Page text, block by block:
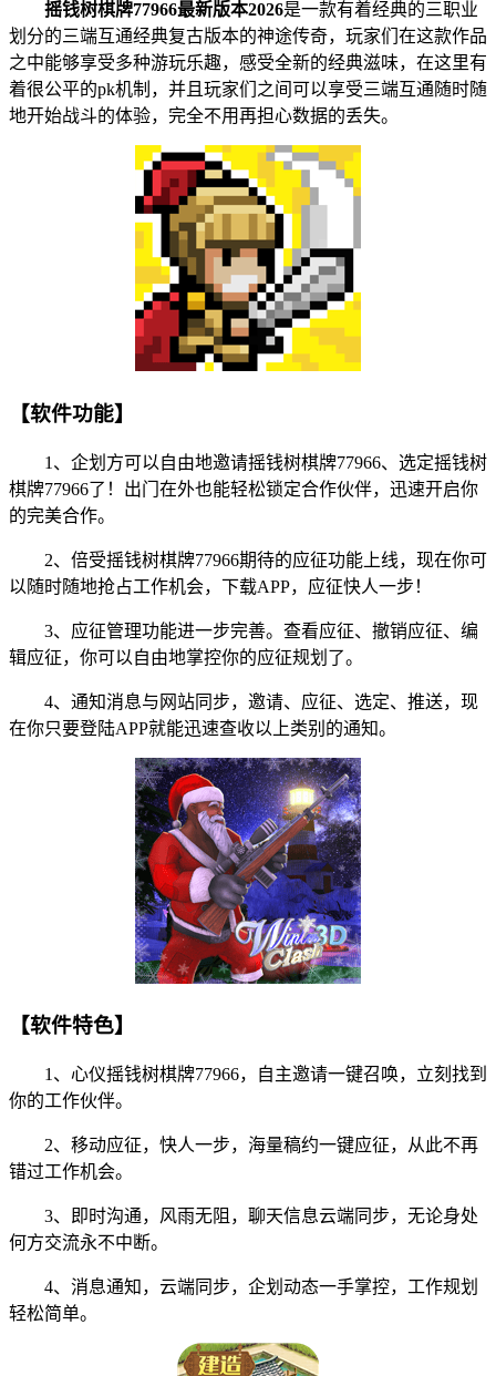
摇钱树棋牌77966最新版本2026是一款有着经典的三职业
划分的三端互通经典复古版本的神途传奇，玩家们在这款作品
之中能够享受多种游玩乐趣，感受全新的经典滋味，在这里有
着很公平的pk机制，并且玩家们之间可以享受三端互通随时随
地开始战斗的体验，完全不用再担心数据的丢失。
【软件功能】
1、企划方可以自由地邀请摇钱树棋牌77966、选定摇钱树
棋牌77966了！出门在外也能轻松锁定合作伙伴，迅速开启你
的完美合作。
2、倍受摇钱树棋牌77966期待的应征功能上线，现在你可
以随时随地抢占工作机会，下载APP，应征快人一步！
3、应征管理功能进一步完善。查看应征、撤销应征、编
辑应征，你可以自由地掌控你的应征规划了。
4、通知消息与网站同步，邀请、应征、选定、推送，现
在你只要登陆APP就能迅速查收以上类别的通知。
【软件特色】
1、心仪摇钱树棋牌77966，自主邀请一键召唤，立刻找到
你的工作伙伴。
2、移动应征，快人一步，海量稿约一键应征，从此不再
错过工作机会。
3、即时沟通，风雨无阻，聊天信息云端同步，无论身处
何方交流永不中断。
4、消息通知，云端同步，企划动态一手掌控，工作规划
轻松简单。